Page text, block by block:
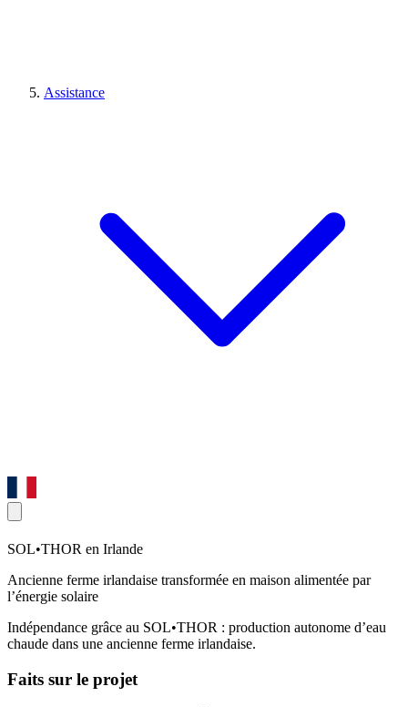
Assistance
SOL•THOR en Irlande
Ancienne ferme irlandaise transformée en maison alimentée par
l’énergie solaire
Indépendance grâce au SOL•THOR : production autonome d’eau
chaude dans une ancienne ferme irlandaise.
Faits sur le projet